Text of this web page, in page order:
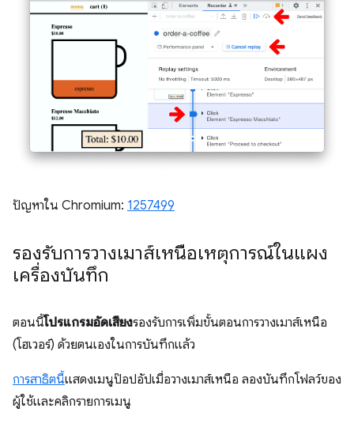
ปัญหาใน Chromium: 1257499
รองรับการวางเมาส์เหนือเหตุการณ์ในแผง
เครื่องบันทึก
ตอนนี้โปรแกรมอัดเสียงรองรับการเพิ่มขั้นตอนการวางเมาส์เหนือ
(โฮเวอร์) ด้วยตนเองในการบันทึกแล้ว
การสาธิตนี้แสดงเมนูป๊อปอัปเมื่อวางเมาส์เหนือ ลองบันทึกโฟลว์ของ
ผู้ใช้และคลิกรายการเมนู